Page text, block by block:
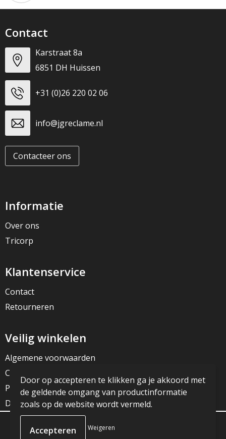
Contact
Karstraat 8a
6851 DH Huissen
+31 (0)26 220 02 06
info@jgreclame.nl
Contacteer ons
Informatie
Over ons
Tricorp
Klantenservice
Contact
Retourneren
Veilig winkelen
Algemene voorwaarden
Cookieverklaring
Privacyverklaring
Disclaimer
© Copyright JG Reclame 2023
Door op accepteren te klikken ga je akkoord met
de geldende omgang van productinformatie
zoals op de website wordt vermeld.
Weigeren